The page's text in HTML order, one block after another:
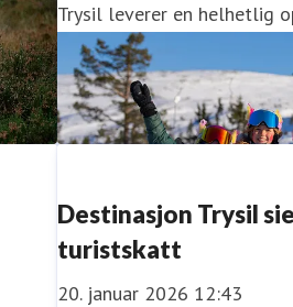
Trysil leverer en helhetlig
Destinasjon Trysil
turistskatt
20. januar 2026 12:43